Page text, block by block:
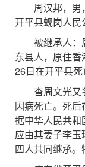
周汉邦，男
开平县蚬岗人民
被继承人：
东县人，原住
26日在开平县死
杳周文光又
因病死亡。死
据中华人民共
应由其妻子李
四人共同继承。